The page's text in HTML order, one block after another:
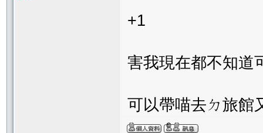
+1
害我現在都不知道
可以帶喵去ㄉ旅館